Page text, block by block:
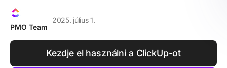
PMO Team
2025. július 1.
Kezdje el használni a ClickUp-ot